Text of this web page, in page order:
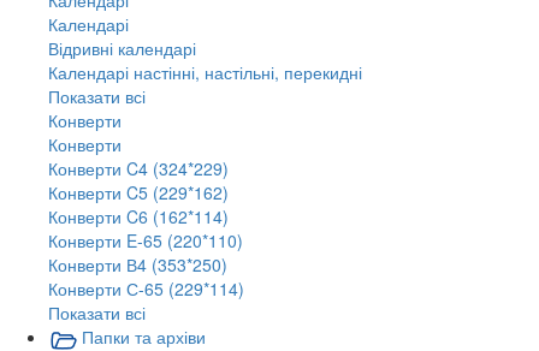
Календарі
Відривні календарі
Календарі настінні, настільні, перекидні
Показати всі
Конверти
Конверти
Конверти C4 (324*229)
Конверти C5 (229*162)
Конверти C6 (162*114)
Конверти E-65 (220*110)
Конверти В4 (353*250)
Конверти С-65 (229*114)
Показати всі
Папки та архіви